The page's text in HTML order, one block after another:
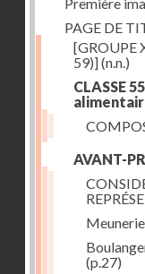
PAGE DE
[GROUPE
59)](n.n.)
CLASSE
AVANT-
Meunerie
(p.27)